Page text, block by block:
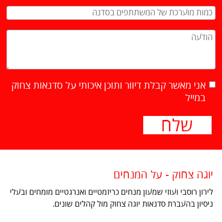
אני מאשר קבלת דיוור ותוכן איכותי על סדנאות צחוק
במייל
יוגה צחוק - על המנחים
לירון רוסבי ועוזי שמעון מנחים כריזמטיים ואנרגטיים מומחים ובעלי
ניסיון בהעברת סדנאות יוגה צחוק מול קהלים שונים.